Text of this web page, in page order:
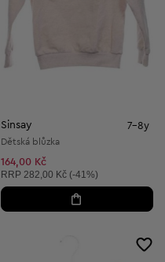
Sinsay 7-8y
Dětská blůzka
164,00 Kč
Doporučená cena:
RRP 282,00 Kč (-41%)